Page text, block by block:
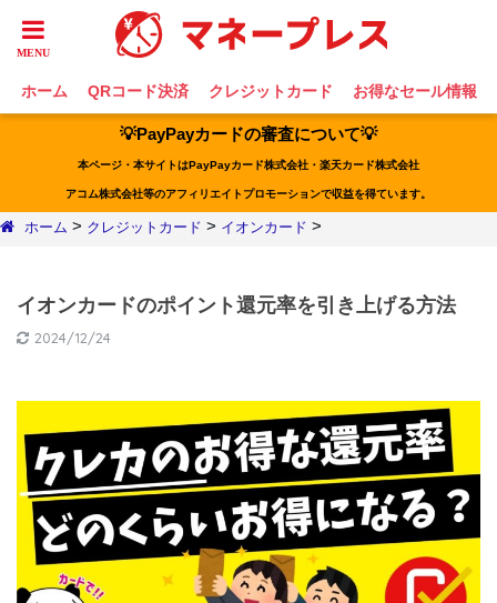
ホーム QRコード決済 クレジットカード お得なセール情報
💡PayPayカードの審査について💡
本ページ・本サイトはPayPayカード株式会社・楽天カード株式会社
アコム株式会社等のアフィリエイトプロモーションで収益を得ています。
ホーム > クレジットカード > イオンカード >
イオンカードのポイント還元率を引き上げる方法
2024/12/24